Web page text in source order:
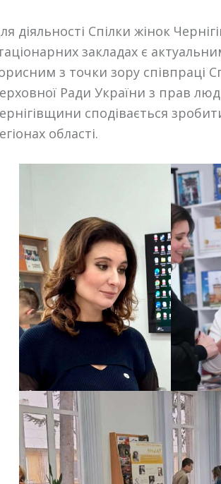
діяльності Спілки жінок
закладах є
з точки зору співпраці
Ради України з прав
сподівається
області.